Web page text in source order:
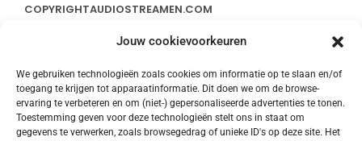
Jouw cookievoorkeuren
We gebruiken technologieën zoals cookies om informatie op te slaan en/of
toegang te krijgen tot apparaatinformatie. Dit doen we om de browse-
ervaring te verbeteren en om (niet-) gepersonaliseerde advertenties te tonen.
Toestemming geven voor deze technologieën stelt ons in staat om
gegevens te verwerken, zoals browsegedrag of unieke ID's op deze site. Het
COPYRIGHTAUDIOSTREAMEN.COM
CONTACT
STREAMS